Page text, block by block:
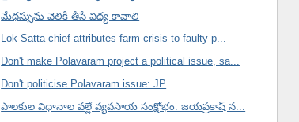
మేధస్సును వెలికి తీసే విద్య కావాలి
Lok Satta chief attributes farm crisis to faulty p...
Don't make Polavaram project a political issue, sa...
Don't politicise Polavaram issue: JP
పాలకుల విధానాల వల్లే వ్యవసాయ సంక్షోభం: జయప్రకాష్ న...